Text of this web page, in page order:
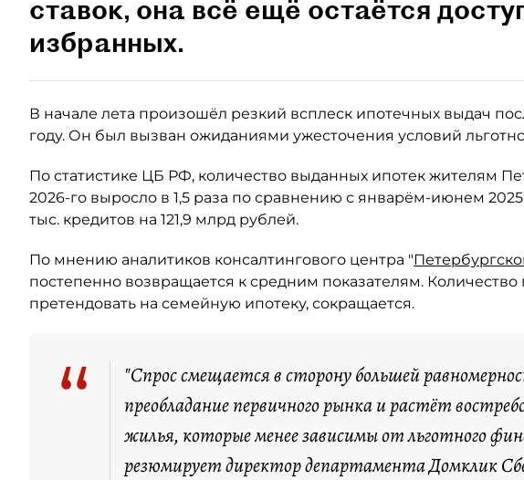
ставок, она всё ещё остаётся
избранных.
В начале лета произошёл резкий всплеск ипотечных выдач
году. Он был вызван ожиданиями ужесточения условий
По статистике ЦБ РФ, количество выданных ипотек жителям
2026-го выросло в 1,5 раза по сравнению с январём-июнем
тыс. кредитов на 121,9 млрд рублей.
По мнению аналитиков консалтингового центра "
постепенно возвращается к средним показателям. Количество
претендовать на семейную ипотеку, сокращается.
“
"Спрос смещается в сторону большей
преобладание первичного рынка и растёт
жилья, которые менее зависимы от льготного
резюмирует директор департамента Домклик